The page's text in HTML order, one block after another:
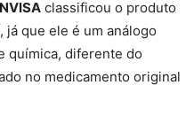
classificou o produto
já que ele é um análogo
química, diferente do
no medicamento original